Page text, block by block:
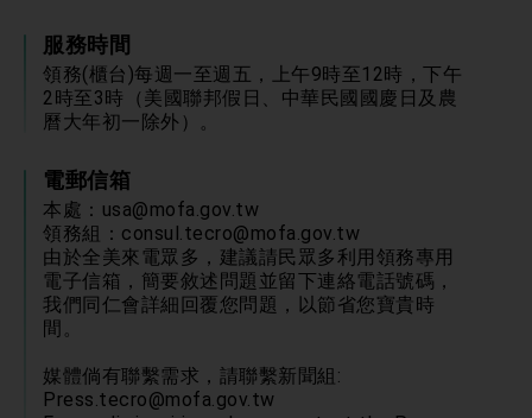
賴總統就職演說影片
總統重要談話
我國政府將在美國亞利桑納州設立「駐鳳凰城辦
事處」，進一步深化台美交流合作
服務時間
領務(櫃台)每週一至週五，上午9時至12時，下午
2時至3時（美國聯邦假日、中華民國國慶日及農
曆大年初一除外）。
電郵信箱
本處： usa@mofa.gov.tw
領務組： consul.tecro@mofa.gov.tw
由於全美來電眾多，建議請民眾多利用領務專用
電子信箱，簡要敘述問題並留下連絡電話號碼，
我們同仁會詳細回覆您問題，以節省您寶貴時
間。
媒體倘有聯繫需求，請聯繫新聞組:
Press.tecro@mofa.gov.tw